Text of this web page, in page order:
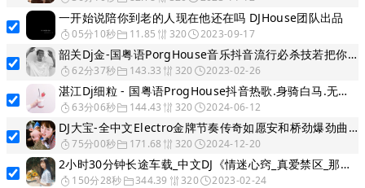
一开始说陪你到老的人现在他还在吗 DJHouse团队出品
05分10秒 11.85 320 2023-09-17
韶关Dj金-国粤语PorgHouse音乐抖音流行必杀技若把你专辑串烧
62分37秒 143.33 320 2023-02-26
湛江Dj细粒 - 国粤语ProgHouse抖音热歌.身骑白马.无心睡眠鼓 2024 Mix
63分06秒 144.43 320 2024-06-12
DJ大宝-全中文Electro金牌节奏传奇如愿安和桥劲爆劲曲MUSIC慢摇大碟
75分00秒 171.68 320 2024-12-20
2小时30分钟长途车载_中文DJ《情迷心窍_真爱禁区_那就算了那就散了》车载舞曲串烧大碟
150分28秒 344.39 320 2023-02-24